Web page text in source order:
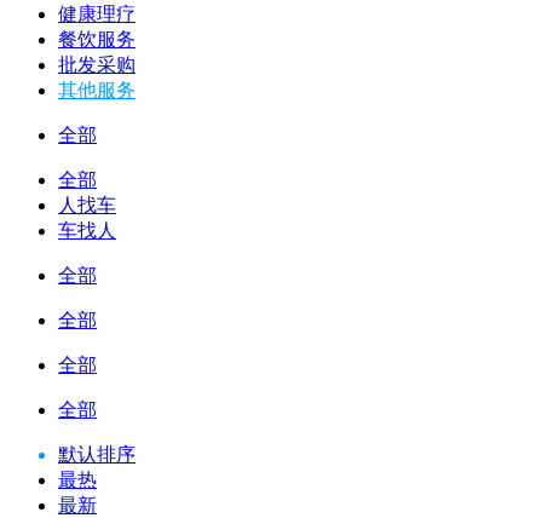
健康理疗
餐饮服务
批发采购
其他服务
全部
全部
人找车
车找人
全部
全部
全部
全部
默认排序
最热
最新